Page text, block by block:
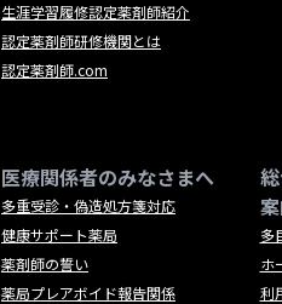
生涯学習履修認定薬剤師紹介
認定薬剤師研修機関とは
認定薬剤師.com
医療関係者のみなさまへ
多重受診・偽造処方箋対応
健康サポート薬局
薬剤師の誓い
薬局プレアボイド報告関係
多
ホ
利